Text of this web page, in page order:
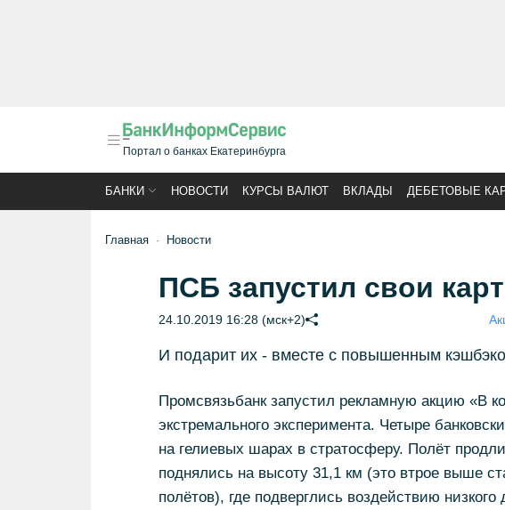
Портал о банках Екатеринбурга
БАНКИ НОВОСТИ КУРСЫ ВАЛЮТ ВКЛАДЫ ДЕБЕТОВЫЕ
Главная Новости
ПСБ запустил свои
24.10.2019 16:28 (мск+2)
И подарит их - вместе с повышенным
Промсвязьбанк запустил рекламную акцию «В
экстремального эксперимента. Четыре
на гелиевых шарах в стратосферу. Полёт
поднялись на высоту 31,1 км (это втрое выше
полётов), где подверглись воздействию